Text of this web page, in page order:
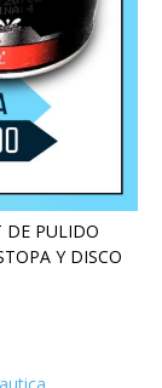
PULIDO
Y DISCO